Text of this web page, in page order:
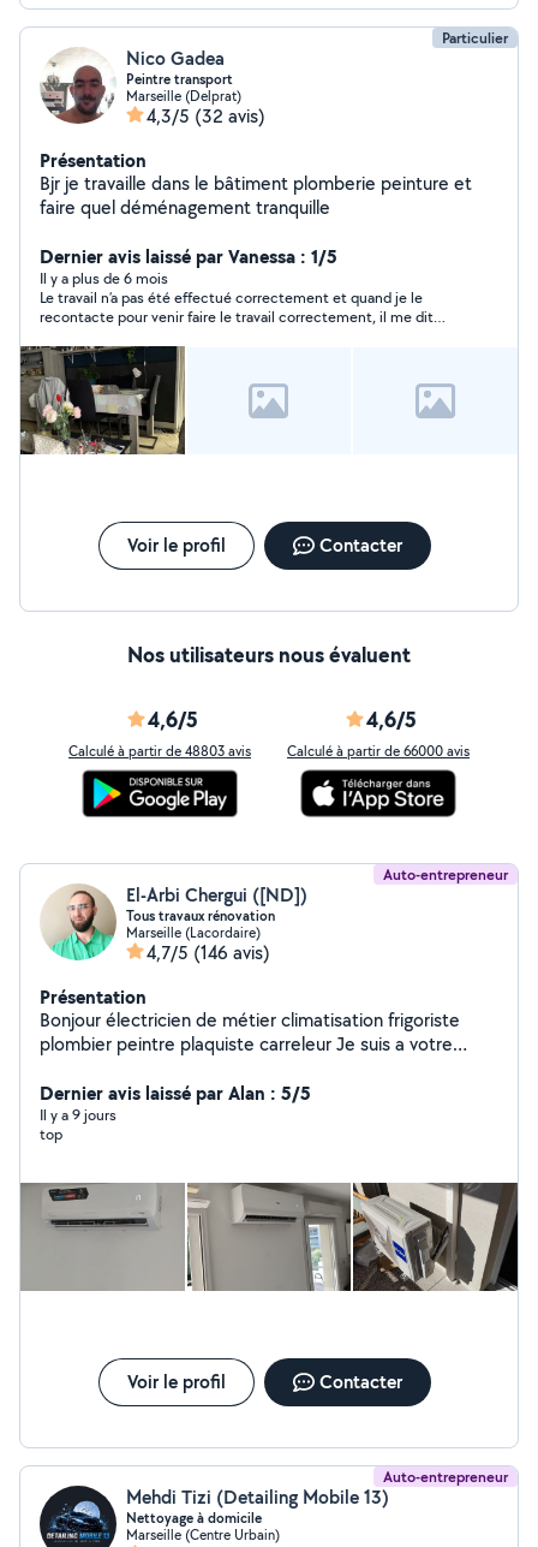
mon maximum pour vous aider.
Particulier
Nico Gadea
Peintre transport
Marseille (Delprat)
4,3/5 (32 avis)
Présentation
Bjr je travaille dans le bâtiment plomberie peinture et
faire quel déménagement tranquille
Dernier avis laissé par Vanessa : 1/5
Il y a plus de 6 mois
Le travail n’a pas été effectué correctement et quand je le
recontacte pour venir faire le travail correctement, il me dit
messages sur l’application, ni aux sms ni aux appels. Je ne
recommande surtout pas.
Voir le profil Contacter
Nos utilisateurs nous évaluent
4,6/5
Calculé à partir de 48803 avis
4,6/5
Calculé à partir de 66000 avis
Auto-entrepreneur
El-Arbi Chergui ([ND])
Tous travaux rénovation
Marseille (Lacordaire)
4,7/5 (146 avis)
Présentation
Bonjour électricien de métier climatisation frigoriste
plombier peintre plaquiste carreleur Je suis a votre
équipé carrelage Instalation de clim montage meuble
peinture portail électrique plomberie dressing 20ans
dexpérience jai tous les outil nécessaire a votre service
Dernier avis laissé par Alan : 5/5
Il y a 9 jours
top
Voir le profil Contacter
Auto-entrepreneur
Mehdi Tizi (Detailing Mobile 13)
Nettoyage à domicile
Marseille (Centre Urbain)